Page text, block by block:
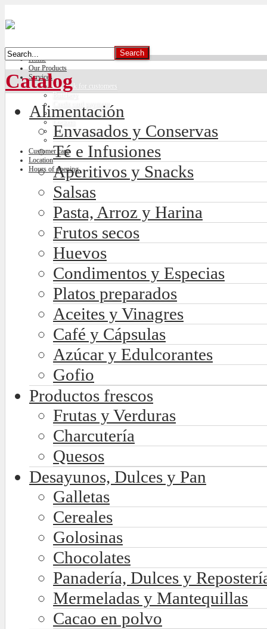
Home
Our Products
Services
Car park for customers
Butchery
Credit card payment
Freshly made bread
Lockers
Climate control
Customer care
Location
Hours of opening
Catalog
Alimentación
Envasados y Conservas
Té e Infusiones
Aperitivos y Snacks
Salsas
Pasta, Arroz y Harina
Frutos secos
Huevos
Condimentos y Especias
Platos preparados
Aceites y Vinagres
Café y Cápsulas
Azúcar y Edulcorantes
Gofio
Productos frescos
Frutas y Verduras
Charcutería
Quesos
Desayunos, Dulces y Pan
Galletas
Cereales
Golosinas
Chocolates
Panadería, Dulces y
Mermeladas y Mantequillas
Cacao en polvo